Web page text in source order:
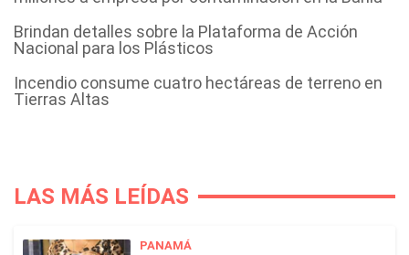
Brindan detalles sobre la Plataforma de Acción
Nacional para los Plásticos
Incendio consume cuatro hectáreas de terreno en
Tierras Altas
LAS MÁS LEÍDAS
PANAMÁ